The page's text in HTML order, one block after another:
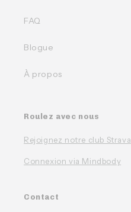
FAQ
Blogue
À propos
Roulez avec nous
Rejoignez notre club Strava
Connexion via Mindbody
Contact